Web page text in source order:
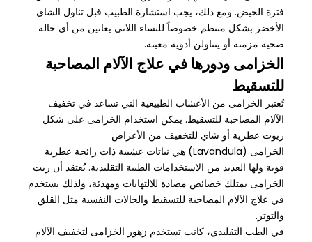
فترة الحيض. ومع ذلك، يجب استشارة الطبيب قبل تناول الشاي
الأخضر بشكل منتظم خصوصاً للنساء اللاتي يعانين من أي حالة
صحية مزمنة أو يتناولن أدوية معينة.
الخزامى ودورها في علاج الآلام المصاحبة
للتسقيط
تُعتبر الخزامى من الأعشاب الطبيعية التي تساعد في تخفيف
الآلام المصاحبة للتسقيط. يمكن استخدام الخزامى على شكل
زيوت عطرية أو شاي للتخفيف من الأعراض
الخزامى (Lavandula) هي نباتات عشبية ذات رائحة عطرية
قوية ولها العديد من الاستخدامات الطبية التقليدية. يُعتقد أن زيت
الخزامى يمتلك خصائص مضادة للالتهابات ومهدئة، ولذلك يستخدم
في علاج الآلام المصاحبة للتسقيط والحالات النفسية مثل القلق
والتوتر.
في الطب التقليدي، كانت تستخدم زهور الخزامى لتخفيف الآلام